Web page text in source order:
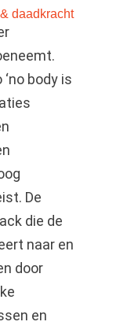
daadkracht
body is
De
die de
naar en
door
en